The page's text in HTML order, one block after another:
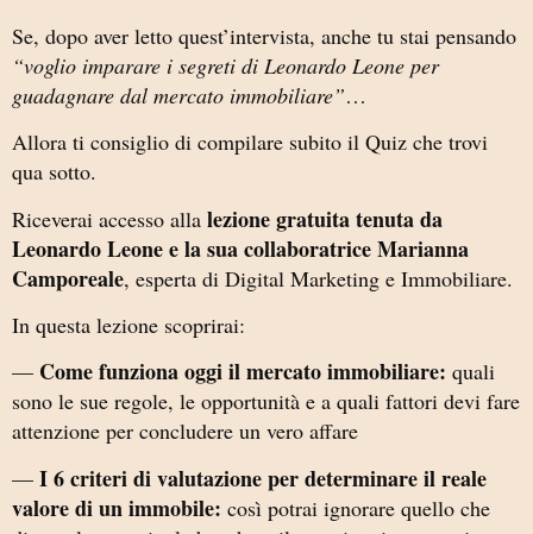
Se, dopo aver letto quest’intervista, anche tu stai pensando
“voglio imparare i segreti di Leonardo Leone per
guadagnare dal mercato immobiliare”…
Allora ti consiglio di compilare subito il Quiz che trovi
qua sotto.
Riceverai accesso alla lezione gratuita tenuta da
Leonardo Leone e la sua collaboratrice Marianna
Camporeale, esperta di Digital Marketing e Immobiliare.
In questa lezione scoprirai:
— Come funziona oggi il mercato immobiliare: quali
sono le sue regole, le opportunità e a quali fattori devi fare
attenzione per concludere un vero affare
— I 6 criteri di valutazione per determinare il reale
valore di un immobile: così potrai ignorare quello che